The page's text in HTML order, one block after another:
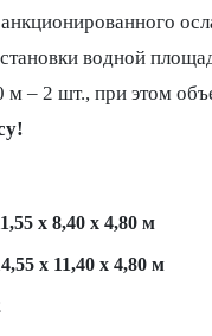
водной
– 2 шт., при этом
х 8,40 х 4,80 м
х 11,40 х 4,80 м